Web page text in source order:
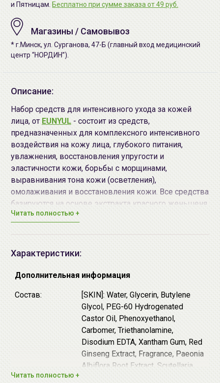
и Пятницам. Бесплатно при сумме заказа от 49 руб.
Магазины / Самовывоз
* г.Минск, ул. Сурганова, 47-Б (главный вход медицинский
центр “НОРДИН”).
Описание:
Набор средств для интенсивного ухода за кожей
лица, от EUNYUL - состоит из средств,
предназначенных для комплексного интенсивного
воздействия на кожу лица, глубокого питания,
увлажнения, восстановления упругости и
эластичности кожи, борьбы с морщинами,
выравнивания тона кожи (осветления),
омолаживания и восстановления кожи. Все средства
базируются на основе экстракта красного женьшеня.
Экстракт красного женьшеня содержит вещества,
фитостерин, пектиновые и смолистые вещества,
магния, цинка, кальция, натрия, калия. Экстракт
действие на кожу, прекрасно увлажняет кожу,
нормализуя водно-солевой баланс.
Экспериментально доказано, что гликозиды
женьшеня стимулируют процесс деления клеток
эпидермиса, скорость которого значительно
уменьшается в стареющей коже, положительно
влияют на синтез коллагена дермы, уменьшают
отечность. Благодаря витаминам С и Е экстракт
Читать полностью +
Характеристики:
Дополнительная информация
Состав:
[SKIN]: Water, Glycerin, Butylene
Glycol, PEG-60 Hydrogenated
Castor Oil, Phenoxyethanol,
Carbomer, Triethanolamine,
Disodium EDTA, Xantham Gum, Red
Ginseng Extract, Fragrance, Paeonia
Albiflora Root Extract, Scutellaria
Читать полностью +